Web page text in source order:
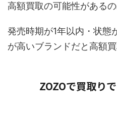
高額買取の可能性がある
発売時期が1年以内・状態
が高いブランドだと高額買
ZOZOで買取り